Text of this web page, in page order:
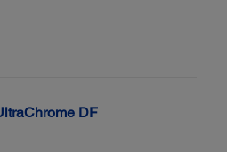
DF